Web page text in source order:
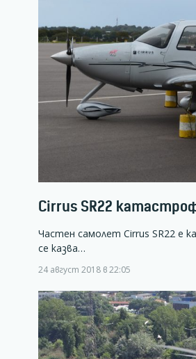
Cirrus SR22
Частен самолет Cirrus SR22 е
се казва…
24 август 2018 в 22:05